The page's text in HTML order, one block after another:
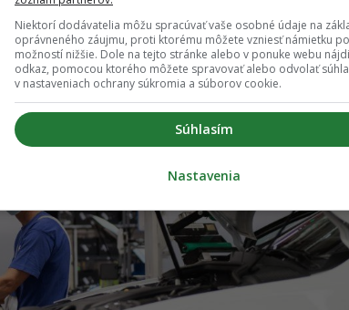
Niektorí dodávatelia môžu spracúvať vaše osobné údaje na
oprávneného záujmu, proti ktorému môžete vzniesť námietku
možností nižšie. Dole na tejto stránke alebo v ponuke webu
odkaz, pomocou ktorého môžete spravovať alebo odvolať
v nastaveniach ochrany súkromia a súborov cookie.
Súhlasím
Nastavenia